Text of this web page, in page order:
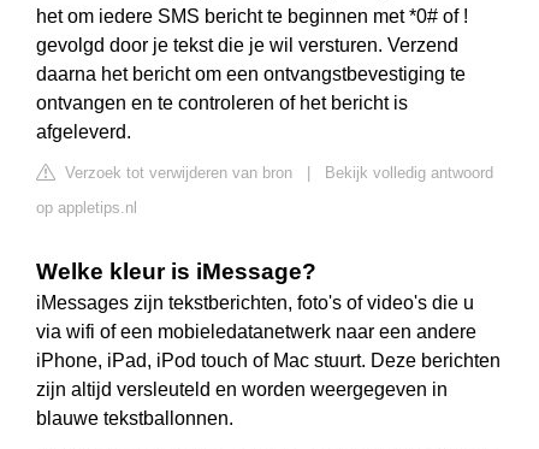
het om iedere SMS bericht te beginnen met *0# of !
gevolgd door je tekst die je wil versturen. Verzend
daarna het bericht om een ontvangstbevestiging te
ontvangen en te controleren of het bericht is
afgeleverd.
Verzoek tot verwijderen van bron
Bekijk volledig antwoord
op appletips.nl
Welke kleur is iMessage?
iMessages zijn tekstberichten, foto's of video's die u
via wifi of een mobieledatanetwerk naar een andere
iPhone, iPad, iPod touch of Mac stuurt. Deze berichten
zijn altijd versleuteld en worden weergegeven in
blauwe tekstballonnen.